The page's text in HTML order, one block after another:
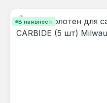
В наявності